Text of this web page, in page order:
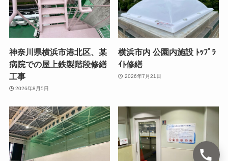
神奈川県横浜市港北区、某
病院での屋上鉄製階段修繕
工事
2026年8月5日
横浜市内 公園内施設 ﾄｯﾌﾟﾗ
ｲﾄ修繕
2026年7月21日